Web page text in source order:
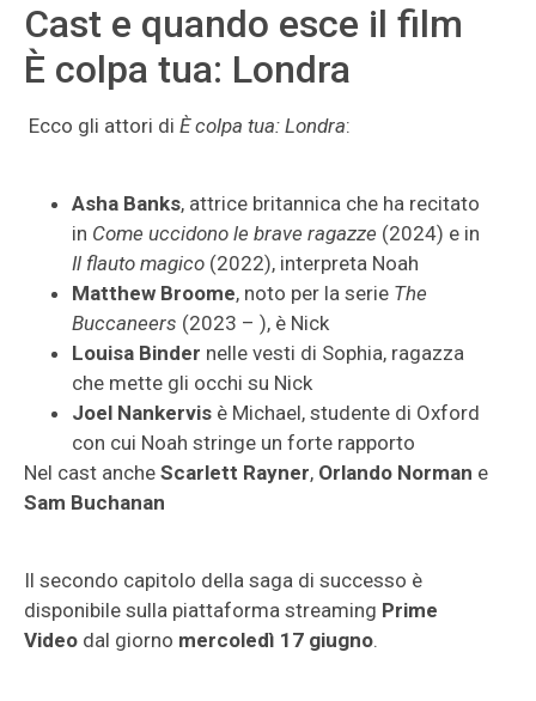
Cast e quando esce il film
È colpa tua: Londra
Ecco gli attori di È colpa tua: Londra:
Asha Banks, attrice britannica che ha recitato
in Come uccidono le brave ragazze (2024) e in
Il flauto magico (2022), interpreta Noah
Matthew Broome, noto per la serie The
Buccaneers (2023 – ), è Nick
Louisa Binder nelle vesti di Sophia, ragazza
che mette gli occhi su Nick
Joel Nankervis è Michael, studente di Oxford
con cui Noah stringe un forte rapporto
Nel cast anche Scarlett Rayner, Orlando Norman e
Sam Buchanan
Il secondo capitolo della saga di successo è
disponibile sulla piattaforma streaming Prime
Video dal giorno mercoledì 17 giugno.